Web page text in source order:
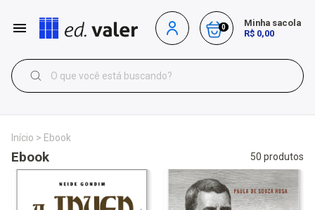
0
Minha sacola
R$ 0,00
Início > Ebook
Ebook 50 produtos